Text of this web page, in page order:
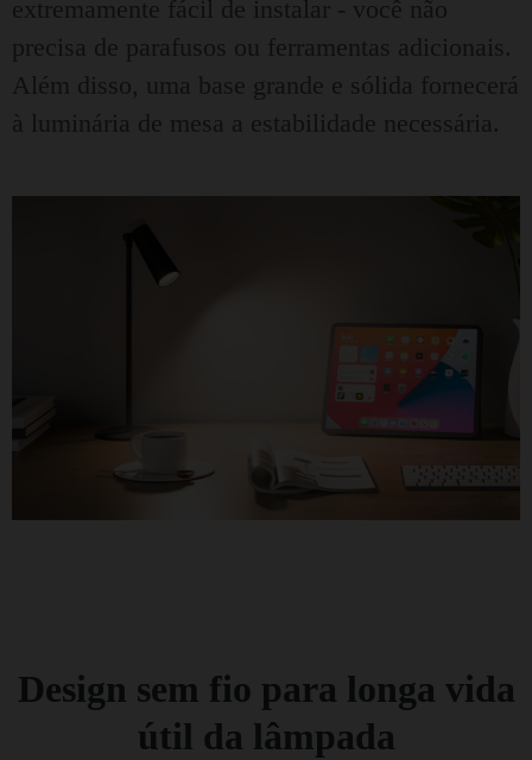
extremamente fácil de instalar - você não
precisa de parafusos ou ferramentas adicionais.
Além disso, uma base grande e sólida fornecerá
à luminária de mesa a estabilidade necessária.
Design sem fio para longa vida
útil da lâmpada